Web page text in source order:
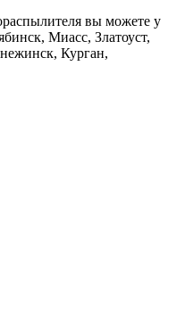
вы можете у
Миасс, Златоуст,
Курган,